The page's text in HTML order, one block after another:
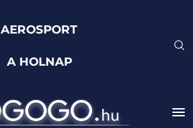
AEROSPORT
A HOLNAP